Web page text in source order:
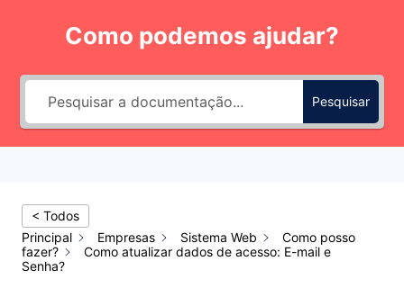
Conteúdo
Como podemos ajudar?
Pesquisar
< Todos
Principal
Empresas Sistema Web
Como posso
fazer?
Como atualizar dados de acesso: E-mail e
Senha?